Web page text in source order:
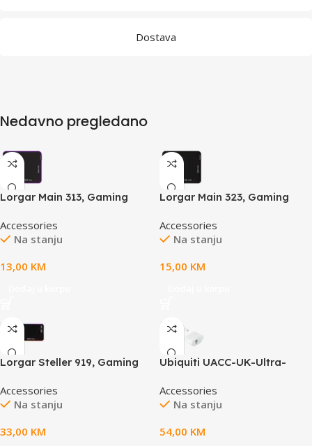
Dostava
Nedavno pregledano
Lorgar Main 313, Gaming
surface, Purple anti-slip
rubber base, size: 360mm x
0.195kg
Accessories
Na stanju
13,00 KM
Lorgar Main 323, Gaming
surface, Red anti-slip rubber
base, size: 360mm x 300mm
Accessories
Na stanju
15,00 KM
Lorgar Steller 919, Gaming
surface, anti-slip rubber
base, RGB backlight, USB
Gameware support, size:
Accessories
Na stanju
33,00 KM
Ubiquiti UACC-UK-Ultra-
Omnidirectional antenna kit
for the Swiss Army Knife
range coverage
Accessories
Na stanju
54,00 KM